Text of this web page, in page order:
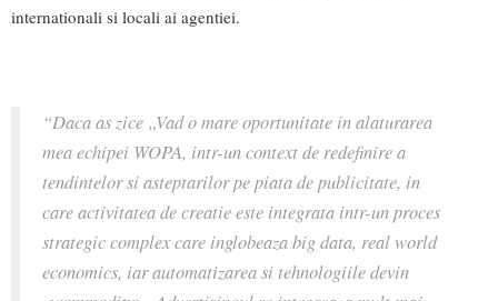
internationali si locali ai agentiei.
“Daca as zice „Vad o mare oportunitate in alaturarea
mea echipei WOPA, intr-un context de redefinire a
tendintelor si asteptarilor pe piata de publicitate, in
care activitatea de creatie este integrata intr-un proces
strategic complex care inglobeaza big data, real world
economics, iar automatizarea si tehnologiile devin